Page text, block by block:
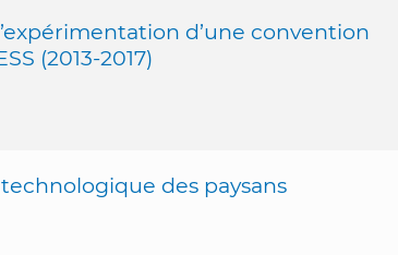
d’une convention
(2013-2017)
technologique des paysans